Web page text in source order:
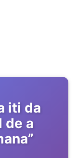
iti da
de a
”